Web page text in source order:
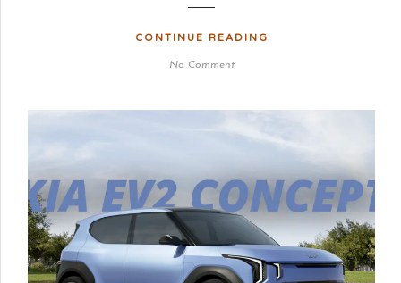
CONTINUE READING
No Comment